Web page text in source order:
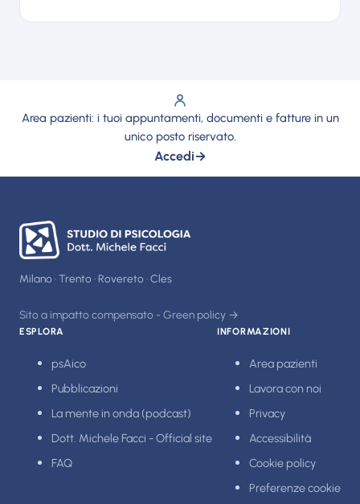
Area pazienti: i tuoi appuntamenti, documenti e fatture in un
unico posto riservato.
Accedi→
Milano · Trento · Rovereto · Cles
Sito a impatto compensato - Green policy →
ESPLORA
psAico
Pubblicazioni
La mente in onda (podcast)
Dott. Michele Facci - Official site
FAQ
INFORMAZIONI
Area pazienti
Lavora con noi
Privacy
Accessibilità
Cookie policy
Preferenze cookie